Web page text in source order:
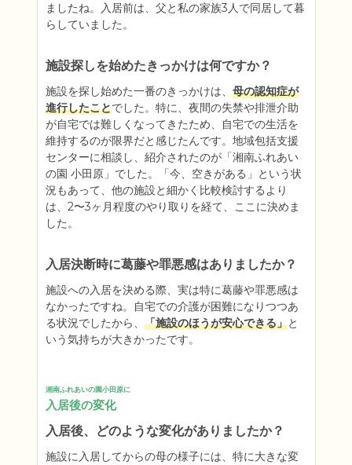
ましたね。入居前は、父と私の家族3人で同居して暮
らしていました。
施設探しを始めたきっかけは何ですか？
施設を探し始めた一番のきっかけは、 母の認知症が
進行したことでした。特に、夜間の失禁や排泄介助
が自宅では難しくなってきたため、自宅での生活を
維持するのが限界だと感じたんです。地域包括支援
センターに相談し、紹介されたのが「湘南ふれあい
の園 小田原」でした。「今、空きがある」という状
況もあって、他の施設と細かく比較検討するより
は、2〜3ヶ月程度のやり取りを経て、ここに決めま
した。
入居決断時に葛藤や罪悪感はありましたか？
施設への入居を決める際、実は特に葛藤や罪悪感は
なかったですね。自宅での介護が困難になりつつあ
る状況でしたから、 「施設のほうが安心できる」と
いう気持ちが大きかったです。
湘南ふれあいの園小田原に
入居後の変化
入居後、どのような変化がありましたか？
施設に入居してからの母の様子には、特に大きな変